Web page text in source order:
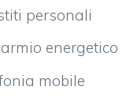
personali
energetico
mobile